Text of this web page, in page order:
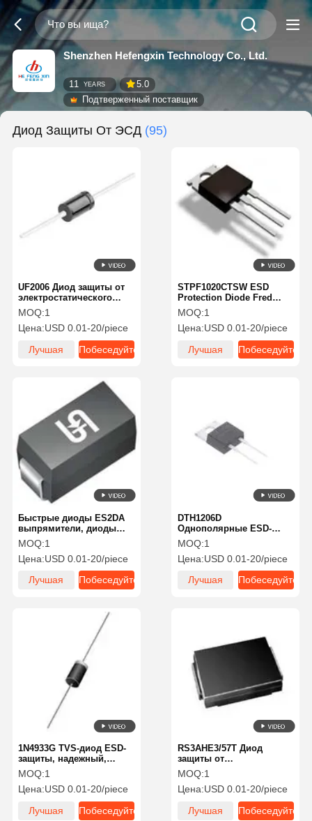
Shenzhen Hefengxin Technology Co., Ltd.
11 YEARS
5.0
Подтверженный поставщик
Диод Защиты От ЭСД (95)
UF2006 Диод защиты от
электростатического
разряда (ESD) для
сквозного монтажа, 800
В, диод-ограничитель
MOQ:1
Цена:USD 0.01-20/piece
Лучшая
Побеседуйте
STPF1020CTSW ESD
Protection Diode Fred
GPP Rectifier 200v
Standard
MOQ:1
Цена:USD 0.01-20/piece
Лучшая
Побеседуйте
Быстрые диоды ES2DA
выпрямители, диоды
подавления ЭСР, 35 нс, 2
А, 200 В
MOQ:1
Цена:USD 0.01-20/piece
Лучшая
Побеседуйте
DTH1206D
Однополярные ESD-
защиты TVS-диоды
Компактный ESD TVS-
диод
MOQ:1
Цена:USD 0.01-20/piece
Лучшая
Побеседуйте
1N4933G TVS-диод ESD-
защиты, надежный,
быстрое срабатывание,
однонаправленный
MOQ:1
Цена:USD 0.01-20/piece
Лучшая
Побеседуйте
RS3AHE3/57T Диод
защиты от
электростатического
разряда (ESD) Низкое
энергопотребление
Низкое напряжение
зажима
MOQ:1
Цена:USD 0.01-20/piece
Лучшая
Побеседуйте